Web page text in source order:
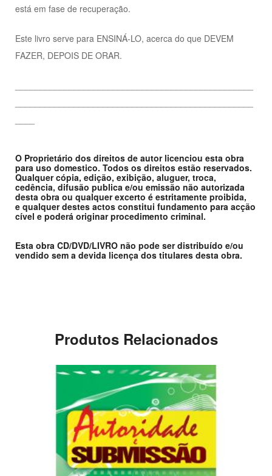
está em fase de recuperação.
Este livro serve para ENSINÁ-LO, acerca do que DEVEM
FAZER, DEPOIS DE ORAR.
O Proprietário dos direitos de autor licenciou esta obra
para uso domestico. Todos os direitos estão reservados.
Qualquer cópia, edição, exibição, aluguer, troca,
cedência, difusão publica e/ou emissão não autorizada
desta obra ou qualquer excerto é estritamente proibida,
e qualquer destes actos constitui fundamento para acção
cível e poderá originar procedimento criminal.
Esta obra CD/DVD/LIVRO não pode ser distribuído e/ou
vendido sem a devida licença dos titulares desta obra.
Produtos Relacionados